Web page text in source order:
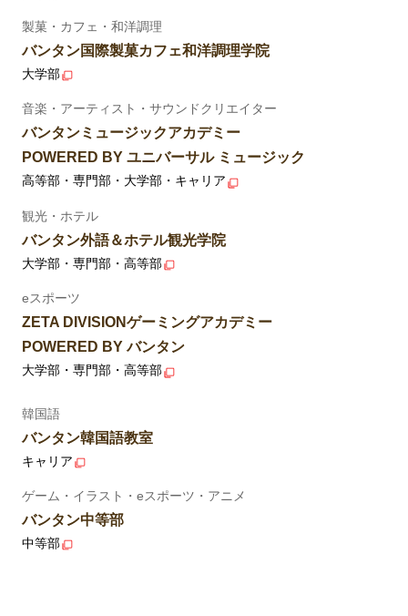
製菓・カフェ・和洋調理
バンタン国際製菓カフェ和洋調理学院
大学部
音楽・アーティスト・サウンドクリエイター
バンタンミュージックアカデミー
POWERED BY ユニバーサル ミュージック
高等部・専門部・大学部・キャリア
観光・ホテル
バンタン外語＆ホテル観光学院
大学部・専門部・高等部
eスポーツ
ZETA DIVISIONゲーミングアカデミー
POWERED BY バンタン
大学部・専門部・高等部
韓国語
バンタン韓国語教室
キャリア
ゲーム・イラスト・eスポーツ・アニメ
バンタン中等部
中等部